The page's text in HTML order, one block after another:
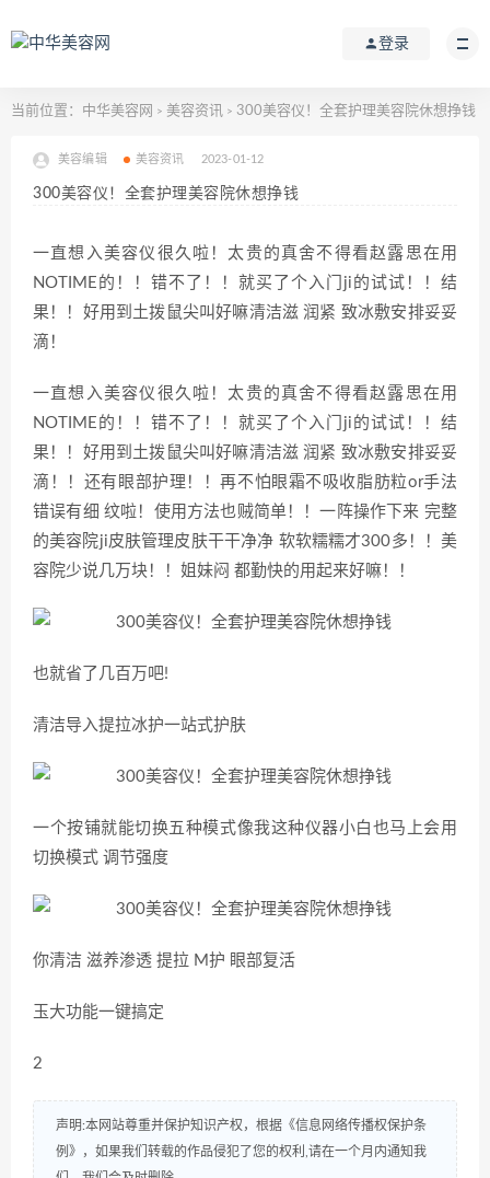
登录
当前位置： 中华美容网 > 美容资讯 > 300美容仪！全套护理美容院休想挣钱
美容编辑 美容资讯 2023-01-12
300美容仪！全套护理美容院休想挣钱
一直想入美容仪很久啦！太贵的真舍不得看赵露思在用
NOTIME的！！错不了！！就买了个入门ji的试试！！结
果！！好用到土拨鼠尖叫好嘛清洁滋 润紧 致冰敷安排妥妥
滴！
一直想入美容仪很久啦！太贵的真舍不得看赵露思在用
NOTIME的！！错不了！！就买了个入门ji的试试！！结
果！！好用到土拨鼠尖叫好嘛清洁滋 润紧 致冰敷安排妥妥
滴！！还有眼部护理！！再不怕眼霜不吸收脂肪粒or手法
错误有细 纹啦！使用方法也贼简单！！一阵操作下来 完整
的美容院ji皮肤管理皮肤干干净净 软软糯糯才300多！！美
容院少说几万块！！姐妹闷 都勤快的用起来好嘛！！
也就省了几百万吧!
清洁导入提拉冰护一站式护肤
一个按铺就能切换五种模式像我这种仪器小白也马上会用
切换模式 调节强度
你清洁 滋养渗透 提拉 M护 眼部复活
玉大功能一键搞定
2
声明:本网站尊重并保护知识产权，根据《信息网络传播权保护条
例》，如果我们转载的作品侵犯了您的权利,请在一个月内通知我